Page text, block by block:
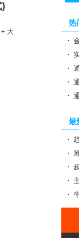
+ 大
热
最